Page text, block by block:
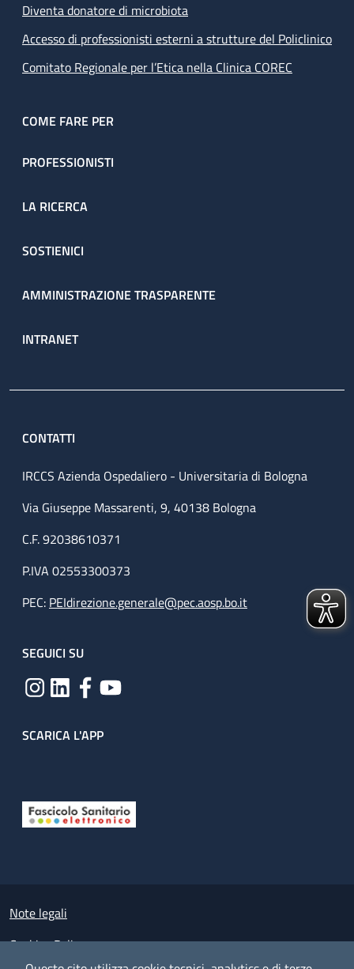
Diventa donatore di microbiota
Accesso di professionisti esterni a strutture del Policlinico
Comitato Regionale per l’Etica nella Clinica COREC
COME FARE PER
PROFESSIONISTI
LA RICERCA
SOSTIENICI
AMMINISTRAZIONE TRASPARENTE
INTRANET
CONTATTI
IRCCS Azienda Ospedaliero - Universitaria di Bologna
Via Giuseppe Massarenti, 9, 40138 Bologna
C.F. 92038610371
P.IVA 02553300373
PEC: PEIdirezione.generale@pec.aosp.bo.it
SEGUICI SU
SCARICA L'APP
Small prints
Note legali
Cookies Policy